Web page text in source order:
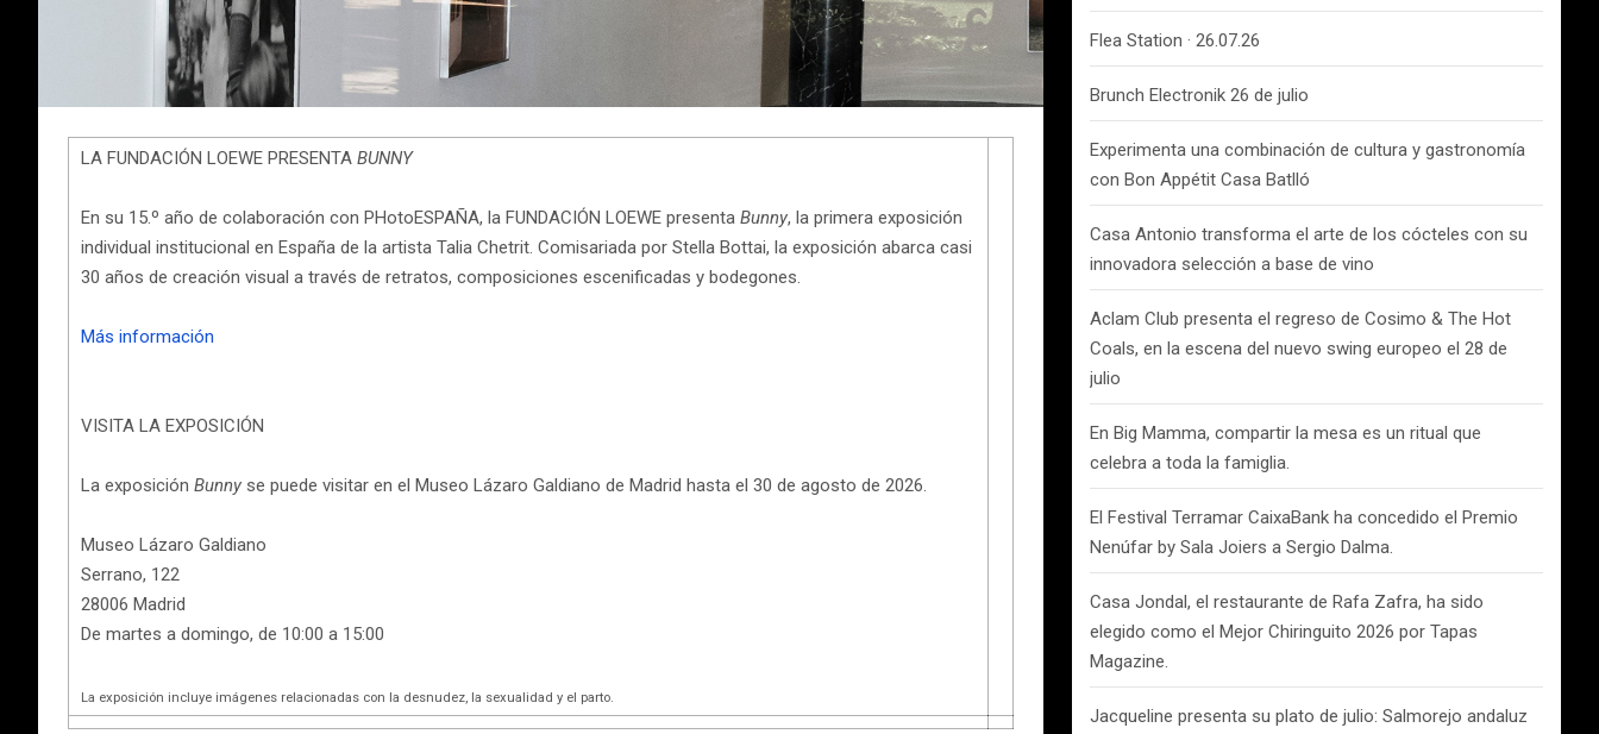
LA FUNDACIÓN LOEWE PRESENTA BUNNY
En su 15.º año de colaboración con PHotoESPAÑA, la FUNDACIÓN LOEWE presenta Bunny, la primera exposición
individual institucional en España de la artista Talia Chetrit. Comisariada por Stella Bottai, la exposición abarca casi
30 años de creación visual a través de retratos, composiciones escenificadas y bodegones.
Más información
VISITA LA EXPOSICIÓN
La exposición Bunny se puede visitar en el Museo Lázaro Galdiano de Madrid hasta el 30 de agosto de 2026.
Museo Lázaro Galdiano
Serrano, 122
28006 Madrid
De martes a domingo, de 10:00 a 15:00
La exposición incluye imágenes relacionadas con la desnudez, la sexualidad y el parto.
Flea Station · 26.07.26
Brunch Electronik 26 de julio
Experimenta una combinación de cultura y gastronomía
con Bon Appétit Casa Batlló
Casa Antonio transforma el arte de los cócteles con su
innovadora selección a base de vino
Aclam Club presenta el regreso de Cosimo & The Hot
Coals, en la escena del nuevo swing europeo el 28 de
julio
En Big Mamma, compartir la mesa es un ritual que
celebra a toda la famiglia.
El Festival Terramar CaixaBank ha concedido el Premio
Nenúfar by Sala Joiers a Sergio Dalma.
Casa Jondal, el restaurante de Rafa Zafra, ha sido
elegido como el Mejor Chiringuito 2026 por Tapas
Magazine.
Jacqueline presenta su plato de julio: Salmorejo andaluz